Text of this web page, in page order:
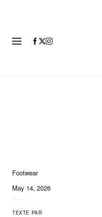
Footwear
May 14, 2026
TEXTE PAR